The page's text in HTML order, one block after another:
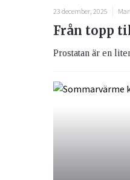
23 december, 2025
Från topp
Prostatan är en